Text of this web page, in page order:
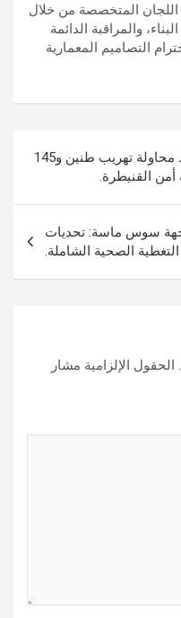
اللجان المتخصصة من خلال
والمراقبة الدائمة
التصاميم المعمارية
نجاح السلطات الأمنية في إحباط محاولة تهريب طنين و145
أمن القنيطرة.
جهة سوس ماسة: تحديات
الصحية الشاملة.
الحقول الإلزامية مشار